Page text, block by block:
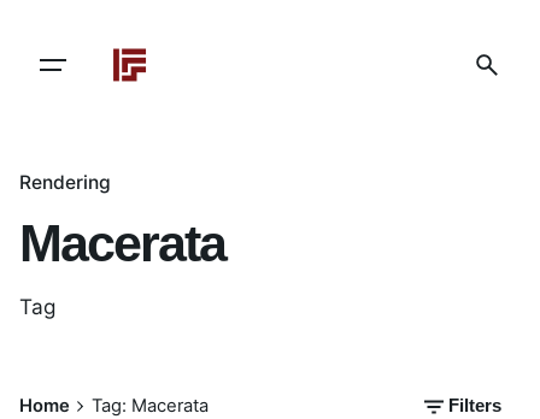
content
Rendering
Macerata
Tag
Home Tag: Macerata Filters